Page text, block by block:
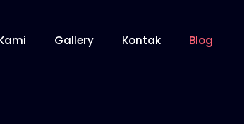
Gallery Kontak Blog